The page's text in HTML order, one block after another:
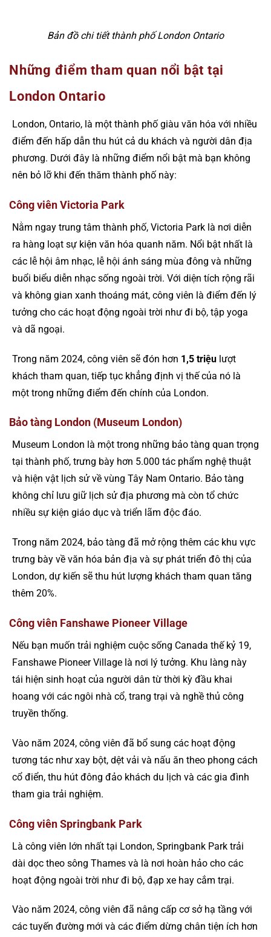
Bản đồ chi tiết thành phố London Ontario
Những điểm tham quan nổi bật tại
London Ontario
London, Ontario, là một thành phố giàu văn hóa với nhiều
điểm đến hấp dẫn thu hút cả du khách và người dân địa
phương. Dưới đây là những điểm nổi bật mà bạn không
nên bỏ lỡ khi đến thăm thành phố này:
Công viên Victoria Park
Nằm ngay trung tâm thành phố, Victoria Park là nơi diễn
ra hàng loạt sự kiện văn hóa quanh năm. Nổi bật nhất là
các lễ hội âm nhạc, lễ hội ánh sáng mùa đông và những
buổi biểu diễn nhạc sống ngoài trời. Với diện tích rộng rãi
và không gian xanh thoáng mát, công viên là điểm đến lý
tưởng cho các hoạt động ngoài trời như đi bộ, tập yoga
và dã ngoại.
Trong năm 2024, công viên sẽ đón hơn 1,5 triệu lượt
khách tham quan, tiếp tục khẳng định vị thế của nó là
một trong những điểm đến chính của London.
Bảo tàng London (Museum London)
Museum London là một trong những bảo tàng quan trọng
tại thành phố, trưng bày hơn 5.000 tác phẩm nghệ thuật
và hiện vật lịch sử về vùng Tây Nam Ontario. Bảo tàng
không chỉ lưu giữ lịch sử địa phương mà còn tổ chức
nhiều sự kiện giáo dục và triển lãm độc đáo.
Trong năm 2024, bảo tàng đã mở rộng thêm các khu vực
trưng bày về văn hóa bản địa và sự phát triển đô thị của
London, dự kiến sẽ thu hút lượng khách tham quan tăng
thêm 20%.
Công viên Fanshawe Pioneer Village
Nếu bạn muốn trải nghiệm cuộc sống Canada thế kỷ 19,
Fanshawe Pioneer Village là nơi lý tưởng. Khu làng này
tái hiện sinh hoạt của người dân từ thời kỳ đầu khai
hoang với các ngôi nhà cổ, trang trại và nghề thủ công
truyền thống.
Vào năm 2024, công viên đã bổ sung các hoạt động
tương tác như xay bột, dệt vải và nấu ăn theo phong cách
cổ điển, thu hút đông đảo khách du lịch và các gia đình
tham gia trải nghiệm.
Công viên Springbank Park
Là công viên lớn nhất tại London, Springbank Park trải
dài dọc theo sông Thames và là nơi hoàn hảo cho các
hoạt động ngoài trời như đi bộ, đạp xe hay cắm trại.
Vào năm 2024, công viên đã nâng cấp cơ sở hạ tầng với
các tuyến đường mới và các điểm dừng chân tiện ích hơn